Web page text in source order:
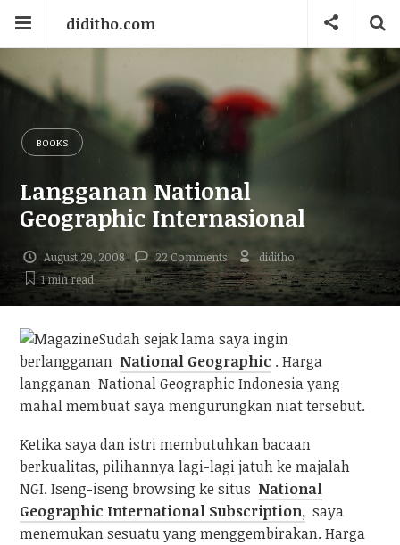
diditho.com
BOOKS
Langganan National
Geographic Internasional
August 29, 2008 22 Comments
diditho
1 minread
Sudah sejak lama saya ingin
berlangganan National Geographic . Harga
langganan National Geographic Indonesia yang
mahal membuat saya mengurungkan niat tersebut.
Ketika saya dan istri membutuhkan bacaan
berkualitas, pilihannya lagi-lagi jatuh ke majalah
NGI. Iseng-iseng browsing ke situs National
Geographic International Subscription, saya
menemukan sesuatu yang menggembirakan. Harga